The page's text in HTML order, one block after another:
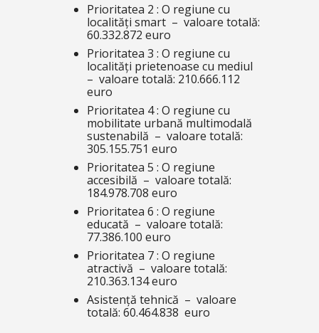
Prioritatea 2 : O regiune cu
localități smart – valoare totală:
60.332.872 euro
Prioritatea 3 : O regiune cu
localități prietenoase cu mediul
– valoare totală: 210.666.112
euro
Prioritatea 4 : O regiune cu
mobilitate urbană multimodală
sustenabilă – valoare totală:
305.155.751 euro
Prioritatea 5 : O regiune
accesibilă – valoare totală:
184.978.708 euro
Prioritatea 6 : O regiune
educată – valoare totală:
77.386.100 euro
Prioritatea 7 : O regiune
atractivă – valoare totală:
210.363.134 euro
Asistență tehnică – valoare
totală: 60.464.838 euro